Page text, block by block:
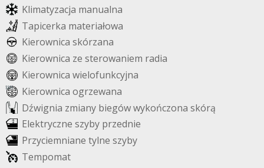
Klimatyzacja manualna
Tapicerka materiałowa
Kierownica skórzana
Kierownica ze sterowaniem radia
Kierownica wielofunkcyjna
Kierownica ogrzewana
Dźwignia zmiany biegówwykończona skórą
Elektryczne szyby przednie
Przyciemniane tylne szyby
Tempomat